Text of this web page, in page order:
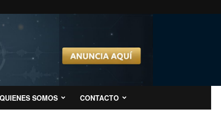
QUIENES SOMOS CONTACTO